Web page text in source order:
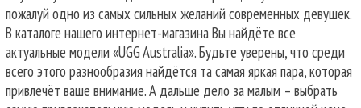
пожалуй одно из самых сильных желаний современных девушек.
В каталоге нашего интернет-магазина Вы найдёте все
актуальные модели «UGG Australia». Будьте уверены, что среди
всего этого разнообразия найдётся та самая яркая пара, которая
привлечёт ваше внимание. А дальше дело за малым – выбрать